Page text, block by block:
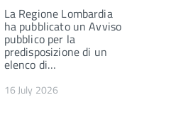
La Regione Lombardia
ha pubblicato un Avviso
pubblico per la
predisposizione di un
elenco di…
16 July 2026